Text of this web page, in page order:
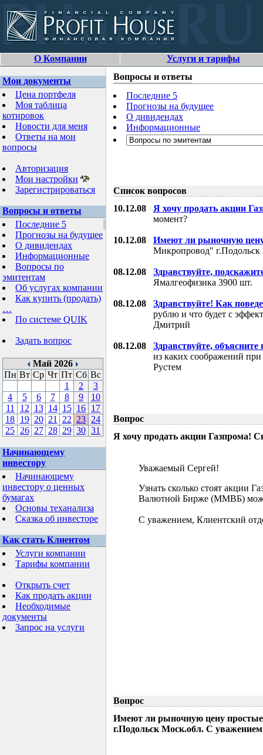
О Компании Услуги и тарифы
Мои документы
Цена портфеля
Моя таблица
котировок
Новости для меня
Ответы на мои
вопросы
Авторизация
Мои настройки
Зарегистрироваться
Вопросы и ответы
Последние 5
Прогнозы на будущее
О дивидендах
Информационные
Вопросы по
эмитентам
Об услугах компании
Как купить (продать)
…
По системе QUIK
Задать вопрос
Май 2026
Пн Вт Ср Чт Пт Сб Вс
1
2
3
4
5 6 7 8 9
10
11
12 13 14 15 16 17
18 19 20 21 22 23 24
25 26 27 28 29 30 31
Начинающему
инвестору
Начинающему
инвестору о ценных
бумагах
Основы теханализа
Сказка об инвесторе
Как стать Клиентом
Услуги компании
Тарифы компании
Открыть счет
Как продать акции
Необходимые
документы
Запрос на услуги
Вопросы и ответы
Последние 5
Прогнозы на будущее
О дивидендах
Информационные
Список вопросов
10.12.08 Я хочу продать акции
момент?
10.12.08
Имеют ли рыночную
Микропровод"
08.12.08
Здравствуйте,
Ямалгеофизика 3900 шт.
08.12.08
Здравствуйте! Как
рублю и что будет с
Дмитрий
08.12.08
Здравствуйте, объясните
из каких соображений
Рустем
Вопрос
Я хочу продать акции Газпрома!
Уважаемый Сергей!
Узнать сколько стоят акции
Валютной Бирже (ММВБ)
С уважением, Клиентский
Вопрос
Имеют ли рыночную цену
г.Подольск Моск.обл. С